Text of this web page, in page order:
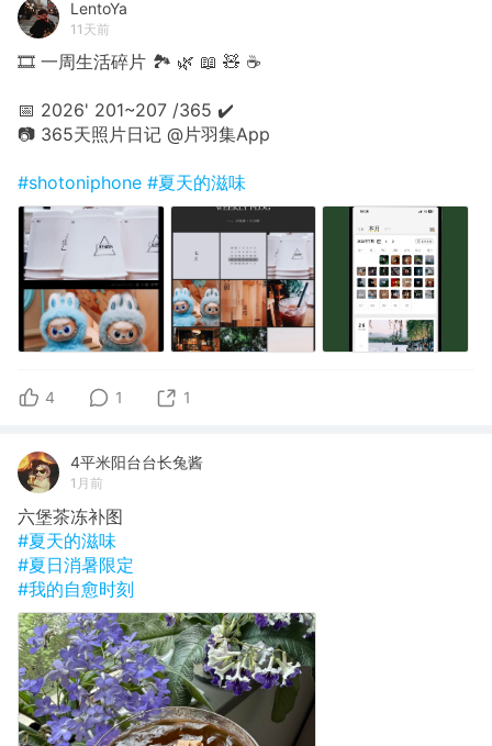
LentoYa
11天前
🎞 一周生活碎片 🏞 🌿 📖 🧸 ☕️
📅 2026' 201~207 /365 ✔️
📷 365天照片日记 @片羽集App
#shotoniphone #夏天的滋味
4 1 1
4平米阳台台长兔酱
1月前
六堡茶冻补图
#夏天的滋味
#夏日消暑限定
#我的自愈时刻